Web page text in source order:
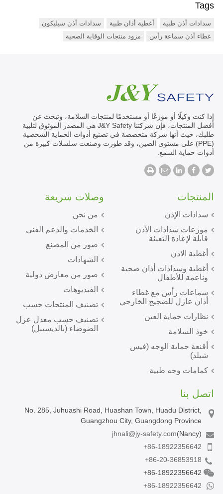
Tags
سدادات أذن طبية أغطية أذان طبية
سدادات أذن سيليكون
غطاء أذن سماعة رأس
مزود منتجات الوقاية الصحية
إذا كنت وكيلًا أو موزعًا أو مستخدمًا لمنتجات السلامة، وتبحث عن
أفضل المنتجات، فإن شركتنا J&Y Safety هي المصدر الموثوق لتلبية
طلبك، حيث أنها شركة متخصصة في تصنيع أدوات الحماية الشخصية
(PPE) على مستوى الصين، وقد طورت وصنعت سلسلات كبيرة من
أدوات حماية السمع.
وصلات سريعة
من نحن
الخدمات والدعم الفني
صور من المصنع
الشهادات
صور من معارض دولية
الفيديوهات
تصنيف المنتجات حسب
تصنيف حسب معدل عزل
الضوضاء (بالديسيبل)
المنتجات
سدادات الإذن
موزعات سدادات الأذن
قابلة لإعادة التعبئة
أغطية الاذن
أغطية وسدادات أذان صحية
وناعمة للأطفال
سماعات رأس مع غطاء
أذان عازل للضجيج الخارجي
نظارات حماية العين
خوذ السلامة
أقنعة حماية الوجه (فيس
شيلد)
كمامات وجه طبية
اتصل بنا
No. 285, Juhuashi Road, Huashan Town, Huadu District,
Guangzhou City, Guangdong Province
jhnali@jy-safety.com(Nancy)
+86-18922356642
+86-20-36853918
+86-18922356642
+86-18922356642